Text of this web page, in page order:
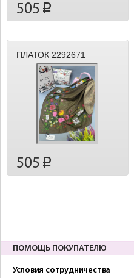
505 p
ПЛАТОК 2292671
505 p
ПОМОЩЬ ПОКУПАТЕЛЮ
Условия сотрудничества